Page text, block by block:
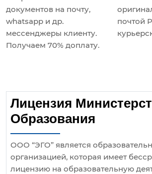
документов на почту,
whatsapp и др.
мессенджеры клиенту.
Получаем 70% доплату.
почтой
Лицензия
Образования
ООО “ЭГО” является
организацией, которая имеет
лицензию на образовательную